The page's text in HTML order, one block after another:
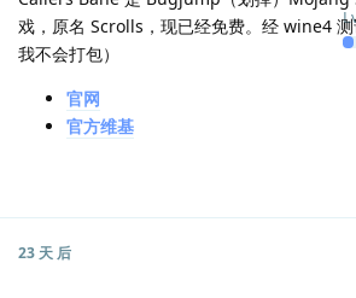
戏，原名 Scrolls，现已经免费。经 wine4
我不会打包）
官网
官方维基
23 天 后